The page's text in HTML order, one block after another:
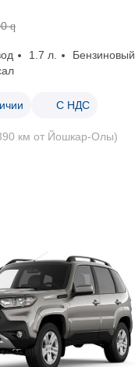
q
1.7 л.
Бензиновый
С НДС
км от Йошкар-Олы)